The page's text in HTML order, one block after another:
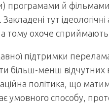
програмами й
тут
тому охоче сприймають
підтримки
більш-менш
політика, що
умовного способу,